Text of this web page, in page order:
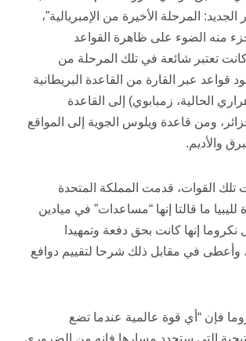
الجديد: المرحلة الأخيرة من الإمبريالية”،
منه الضوء على ظاهرة القواعد
كانت تعتبر شائعة في تلك المرحلة من
قواعد عبر القارة من القاعدة البريطانية
الحالية، زمبابوي) إلى القاعدة
ومن قاعدة ويلوس الجوية إلى المواقع
والأديم.
تلك القوات، قدمت المملكة المتحدة
لليبيا ما قالتا إنها “مساعدات” في ميادين
نكروما إنها كانت بحق دفعة وتمهيدا
وأعطى في مقابل ذلك شرحا لتقييم دوافع
فإن “أي قوة عالمية عندما تضع